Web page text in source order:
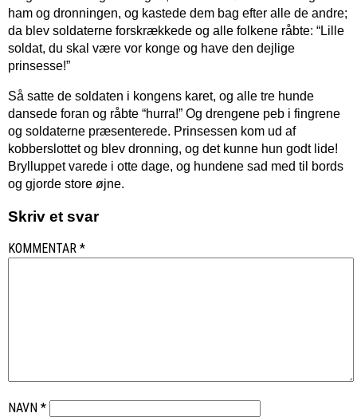
ham og dronningen, og kastede dem bag efter alle de andre;
da blev soldaterne forskrækkede og alle folkene råbte: “Lille
soldat, du skal være vor konge og have den dejlige
prinsesse!”
Så satte de soldaten i kongens karet, og alle tre hunde
dansede foran og råbte “hurra!” Og drengene peb i fingrene
og soldaterne præsenterede. Prinsessen kom ud af
kobberslottet og blev dronning, og det kunne hun godt lide!
Brylluppet varede i otte dage, og hundene sad med til bords
og gjorde store øjne.
Skriv et svar
KOMMENTAR *
NAVN *